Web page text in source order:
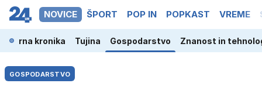
NOVICE ŠPORT POP IN POPKAST VREME
Črna kronika Tujina Gospodarstvo Znanost in
GOSPODARSTVO